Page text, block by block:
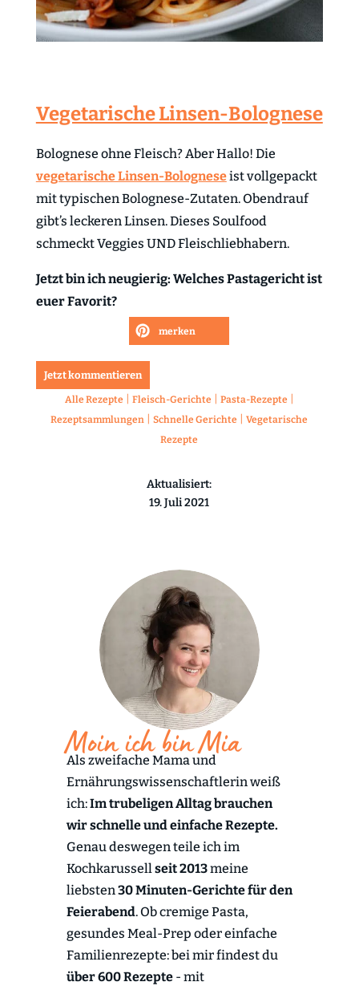
Vegetarische Linsen-Bolognese
Bolognese ohne Fleisch? Aber Hallo! Die
vegetarische Linsen-Bologneseist vollgepackt
mit typischen Bolognese-Zutaten. Obendrauf
gibt’s leckeren Linsen. Dieses Soulfood
schmeckt Veggies UND Fleischliebhabern.
Jetzt bin ich neugierig: Welches Pastagericht ist
euer Favorit?
merken
Jetzt kommentieren
Alle Rezepte Fleisch-Gerichte Pasta-Rezepte
Rezeptsammlungen |Schnelle Gerichte |Vegetarische
Rezepte
Aktualisiert:
19. Juli 2021
Moin ich bin Mia
Als zweifache Mama und
Ernährungswissenschaftlerin weiß
ich:Im trubeligen Alltag brauchen
wir schnelle und einfache Rezepte.
Genau deswegen teile ich im
Kochkarussellseit 2013meine
liebsten30 Minuten-Gerichte für den
Feierabend. Ob cremige Pasta,
gesundes Meal-Prep oder einfache
Familienrezepte: bei mir findest du
über 600 Rezepte- mit